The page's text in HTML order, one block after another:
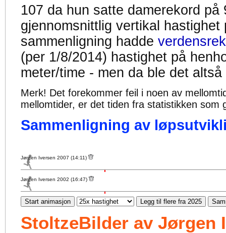
107 da hun satte damerekord på
gjennomsnittlig vertikal hastighet
sammenligning hadde
(per 1/8/2014) hastighet på
meter/time - men da ble det
Merk! Det forekommer feil i noen av
mellomtider, er det tiden fra statistikken som
Sammenligning av
Jørgen Iversen 2007 (14:11)
Jørgen Iversen 2002 (16:47)
Start animasjon Legg til flere fra 2025
StoltzeBilder av Jørgen